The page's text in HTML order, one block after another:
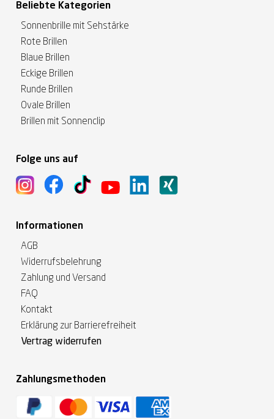
Beliebte Kategorien
Sonnenbrille mit Sehstärke
Rote Brillen
Blaue Brillen
Eckige Brillen
Runde Brillen
Ovale Brillen
Brillen mit Sonnenclip
Folge uns auf
Informationen
AGB
Widerrufsbelehrung
Zahlung und Versand
FAQ
Kontakt
Erklärung zur Barrierefreiheit
Vertrag widerrufen
Zahlungsmethoden